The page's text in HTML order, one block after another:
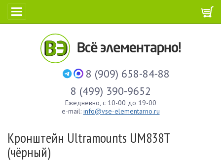
8 (909) 658-84-88
8 (499) 390-9652
Ежедневно, с 10-00 до 19-00
e-mail: info@vse-elementarno.ru
Кронштейн Ultramounts UM838T
(чёрный)